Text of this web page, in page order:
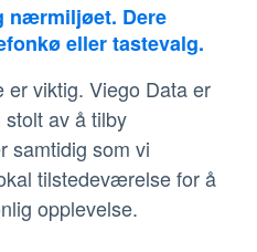
nærmiljøet. Dere
eller tastevalg.
viktig. Viego Data er
av å tilby
samtidig som vi
tilstedeværelse for å
opplevelse.